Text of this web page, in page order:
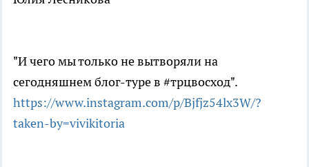
"И чего мы только не вытворяли на
сегодняшнем блог-туре в #трцвосход".
https://www.instagram.com/p/Bjfjz54lx3W/?
taken-by=vivikitoria